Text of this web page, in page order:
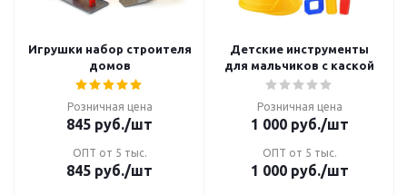
Игрушки набор строителя
домов
Розничная цена
845 руб./шт
ОПТ от 5 тыс.
845 руб./шт
Детские инструменты
для мальчиков с каской
Розничная цена
1 000руб./шт
ОПТ от 5 тыс.
1 000руб./шт